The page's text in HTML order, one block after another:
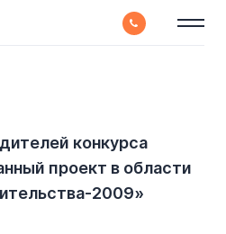
конкурса
проект в области
2009»